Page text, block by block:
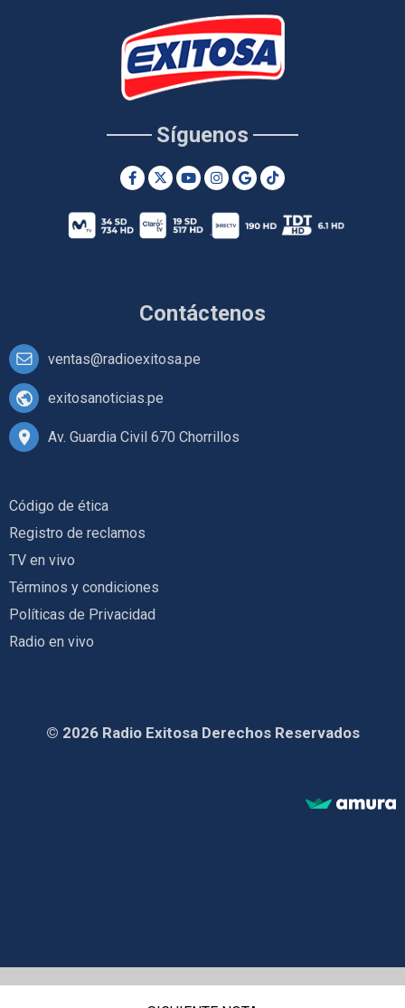
Contáctenos
ventas@radioexitosa.pe
exitosanoticias.pe
Av. Guardia Civil 670 Chorrillos
Síguenos
Código de ética
Registro de reclamos
TV en vivo
Términos y condiciones
Políticas de Privacidad
Radio en vivo
© 2026 Radio Exitosa Derechos Reservados